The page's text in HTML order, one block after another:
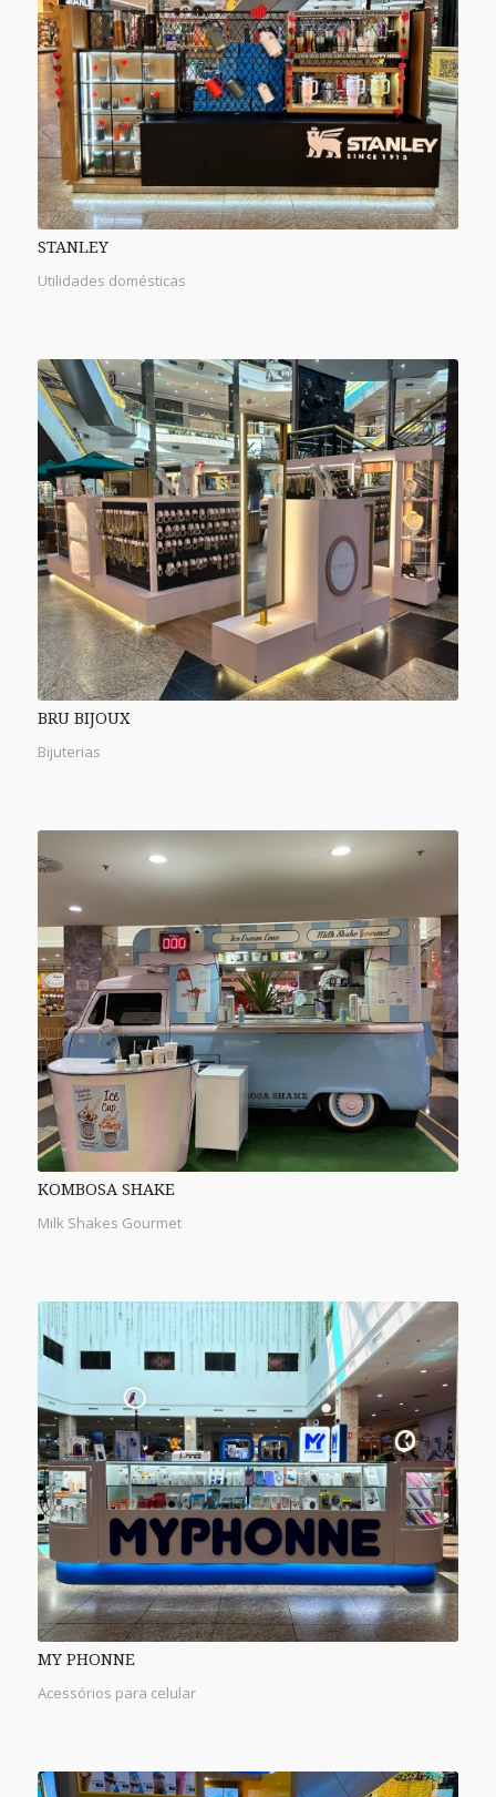
STANLEY
Utilidades domésticas
BRU BIJOUX
Bijuterias
KOMBOSA SHAKE
Milk Shakes Gourmet
MY PHONNE
Acessórios para celular